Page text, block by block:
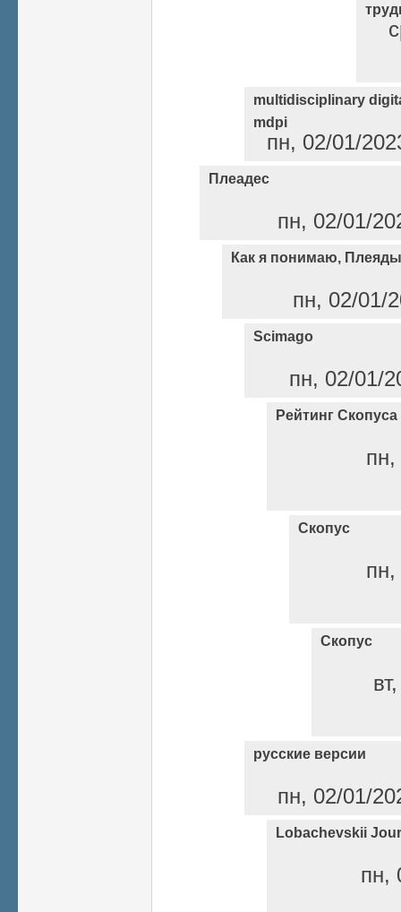
multidisciplinary
mdpi
пн, 02/01/
Плеадес
пн, 02/01/
Как я понимаю,
пн, 02/01/
Scimago
пн, 02/01/
Рейтинг Скопуса
Скопус
Скопус
русские версии
пн, 02/01/
Lobachevskii
пн,